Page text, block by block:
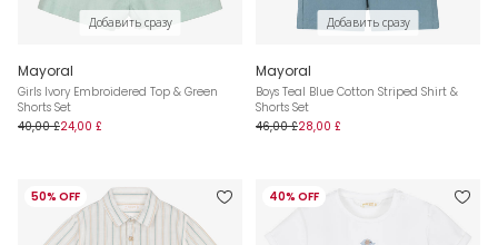
Добавить сразу
Mayoral
Girls Ivory Embroidered Top & Green
Shorts Set
40,00 £24,00 £
Добавить сразу
Mayoral
Boys Teal Blue Cotton Striped Shirt &
Shorts Set
46,00 £28,00 £
50% OFF 40% OFF